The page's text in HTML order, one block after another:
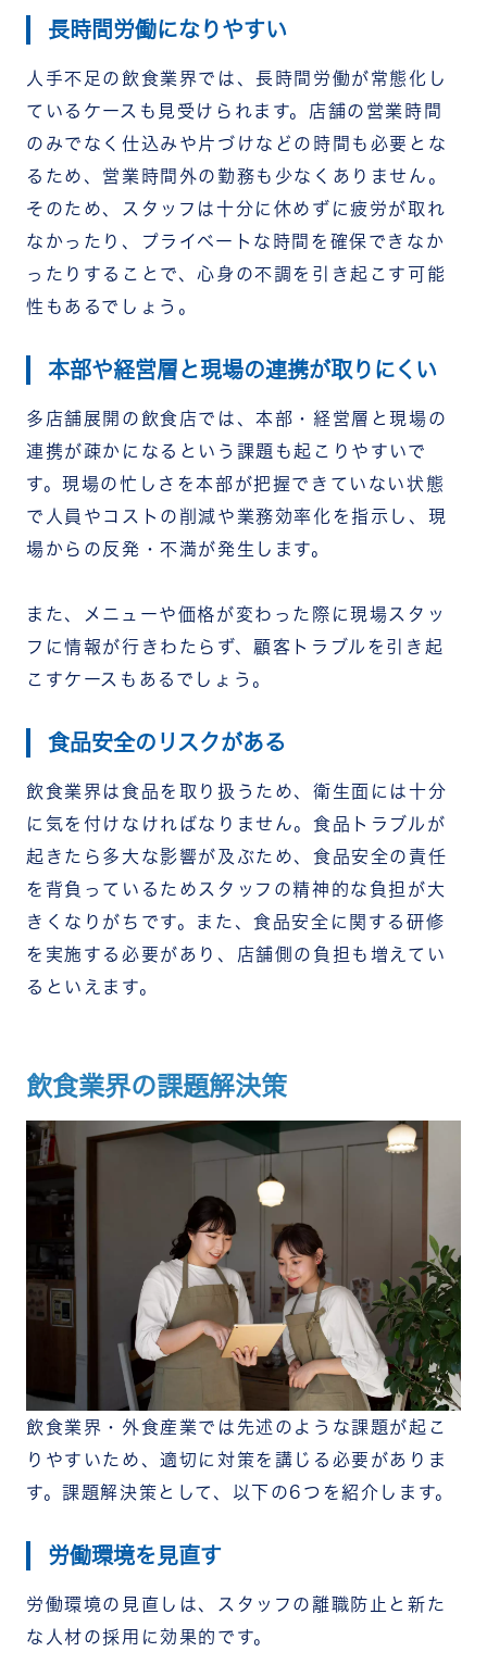
長時間労働になりやすい
人手不足の飲食業界では、長時間労働が常態化し
ているケースも見受けられます。店舗の営業時間
のみでなく仕込みや片づけなどの時間も必要とな
るため、営業時間外の勤務も少なくありません。
そのため、スタッフは十分に休めずに疲労が取れ
なかったり、プライベートな時間を確保できなか
ったりすることで、心身の不調を引き起こす可能
性もあるでしょう。
本部や経営層と現場の連携が取りにくい
多店舗展開の飲食店では、本部・経営層と現場の
連携が疎かになるという課題も起こりやすいで
す。現場の忙しさを本部が把握できていない状態
で人員やコストの削減や業務効率化を指示し、現
場からの反発・不満が発生します。
また、メニューや価格が変わった際に現場スタッ
フに情報が行きわたらず、顧客トラブルを引き起
こすケースもあるでしょう。
食品安全のリスクがある
飲食業界は食品を取り扱うため、衛生面には十分
に気を付けなければなりません。食品トラブルが
起きたら多大な影響が及ぶため、食品安全の責任
を背負っているためスタッフの精神的な負担が大
きくなりがちです。また、食品安全に関する研修
を実施する必要があり、店舗側の負担も増えてい
るといえます。
飲食業界の課題解決策
飲食業界・外食産業では先述のような課題が起こ
りやすいため、適切に対策を講じる必要がありま
す。課題解決策として、以下の6つを紹介します。
労働環境を見直す
労働環境の見直しは、スタッフの離職防止と新た
な人材の採用に効果的です。